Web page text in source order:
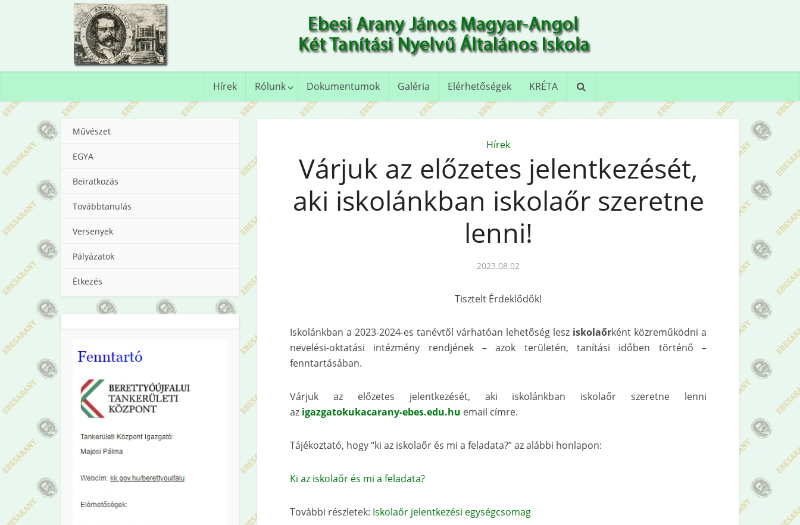
Hírek Rólunk Dokumentumok Galéria Elérhetőségek KRÉTA
Művészet
EGYA
Beiratkozás
Továbbtanulás
Versenyek
Pályázatok
Étkezés
Hírek
Várjuk az előzetes jelentkezését,
aki iskolánkban iskolaőr szeretne
lenni!
2023.08.02
Tisztelt Érdeklődők!
Iskolánkban a 2023-2024-es tanévtől várhatóan lehetőség lesz iskolaőrként közreműködni a
nevelési-oktatási intézmény rendjének – azok területén, tanítási időben történő –
fenntartásában.
Várjuk az előzetes jelentkezését, aki iskolánkban iskolaőr szeretne lenni
az igazgatokukacarany-ebes.edu.hu email címre.
Tájékoztató, hogy “ki az iskolaőr és mi a feladata?” az alábbi honlapon:
Ki az iskolaőr és mi a feladata?
További részletek: Iskolaőr jelentkezési egységcsomag